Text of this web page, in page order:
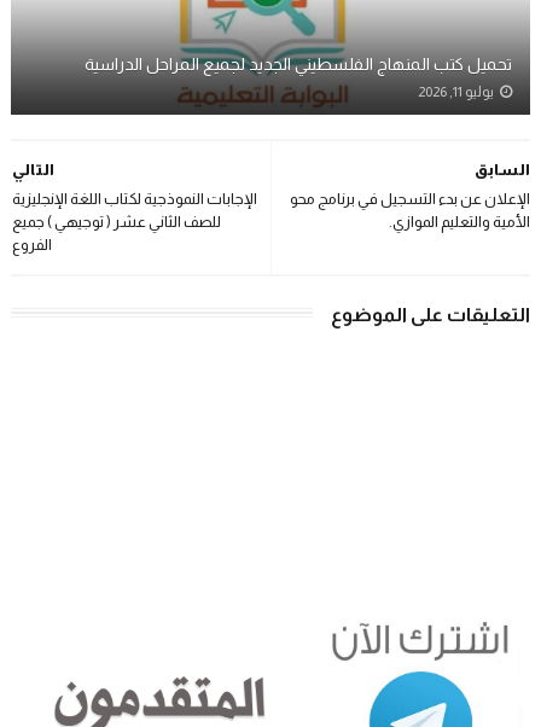
تحميل كتب المنهاج الفلسطيني الجديد لجميع المراحل الدراسية
يوليو 11, 2026
التالي
الإجابات النموذجية لكتاب اللغة الإنجليزية
للصف الثاني عشر ( توجيهي ) جميع
الفروع
السابق
الإعلان عن بدء التسجيل في برنامج محو
الأمية والتعليم الموازي.
التعليقات على الموضوع